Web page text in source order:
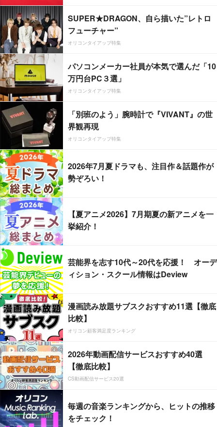
SUPER★DRAGON、自ら描いた”レトロ
フューチャー”
オリコンタイアップ特集
パソコンメーカー社員が本気で選んだ「10
万円台PC３選」
オリコンタイアップ特集
「別班のよう」腕時計で『VIVANT』の世
界観再現
オリコンタイアップ特集
2026年7月夏ドラマも、注目作＆話題作が
勢ぞろい！
【夏アニメ2026】7月期夏の新アニメを一
挙紹介！
芸能界を志す10代～20代を応援！ オーデ
ィション・スクール情報はDeview
漫画読み放題サブスクおすすめ11選【徹底
比較】
オリコン顧客満足度ランキング
2026年動画配信サービスおすすめ40選
【徹底比較】
CS動画配信サービス20選
毎週の音楽ランキングから、ヒットの推移
をチェック！